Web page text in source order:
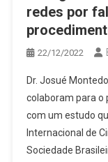
redes por
22/12/2022
Dr. Josué
colaboram para o
com um estudo
Internacional de
Sociedade